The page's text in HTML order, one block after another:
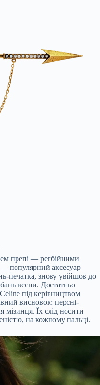
препі — регбійними
популярний аксесуар
печатка, знову увійшов до
весни. Достатньо
під керівництвом
висновок: персні-
мізинця. Їх слід носити
на кожному пальці.